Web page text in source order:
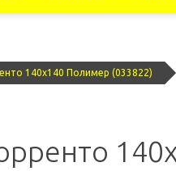
140x140 Полимер (033822)